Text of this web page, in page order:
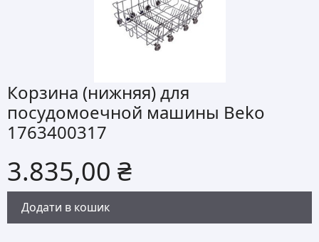
Корзина (нижняя) для
посудомоечной машины Beko
1763400317
3.835,00 ₴
Додати в кошик